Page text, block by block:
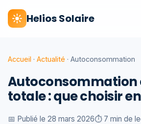
Helios Solaire
Accueil · Actualité · Autoconsommation
Autoconsommation
totale : que choisir
📅 Publié le 28 mars 2026⏱️ 7 min de